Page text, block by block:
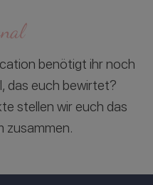
benötigt ihr noch
das euch bewirtet?
stellen wir euch das
zusammen.